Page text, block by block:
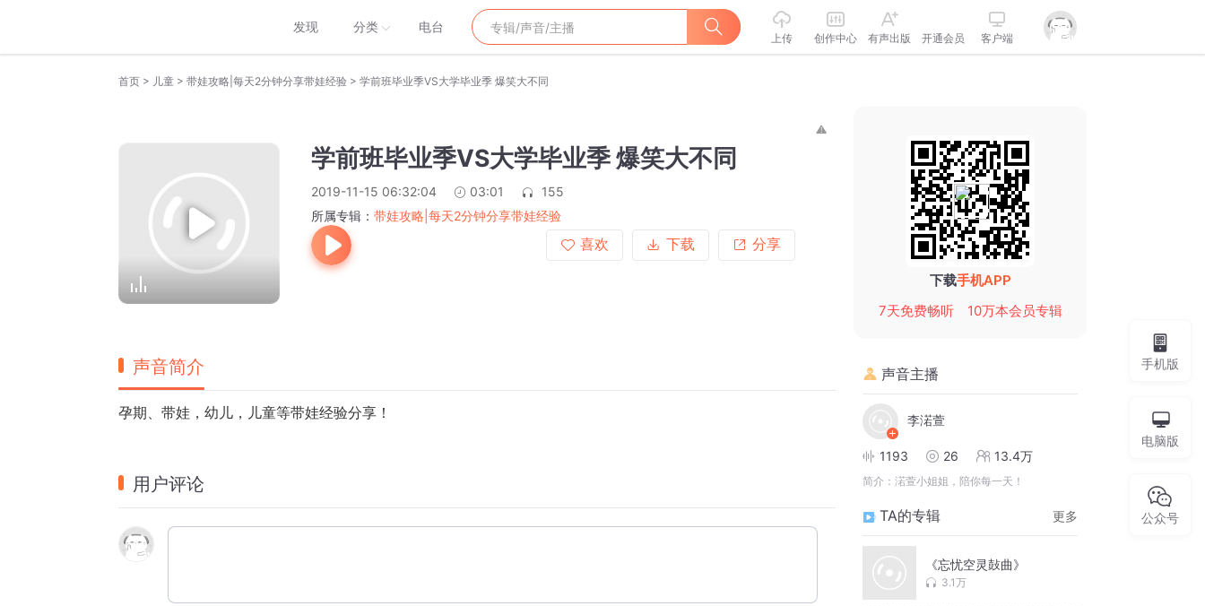
发现 分类 电台
上传 创作中心 有声出版 开通会员 客户端
首页 > 儿童 > 带娃攻略|每天2分钟分享带娃经验 > 学前班毕业季VS大学毕业季 爆笑大不同
学前班毕业季VS大学毕业季 爆笑大不同
2019-11-15 06:32:04 03:01
155
所属专辑： 带娃攻略|每天2分钟分享带娃经验
喜欢
下载 分享
声音简介
孕期、带娃，幼儿，儿童等带娃经验分享！
用户评论
下载手机APP
7天免费畅听
10万本会员专辑
声音主播
李渃萱
1193 26 13.4万
简介： 渃萱小姐姐，陪你每一天！
TA的专辑 更多
《忘忧空灵鼔曲》
3.1万
手机版
电脑版
公众号